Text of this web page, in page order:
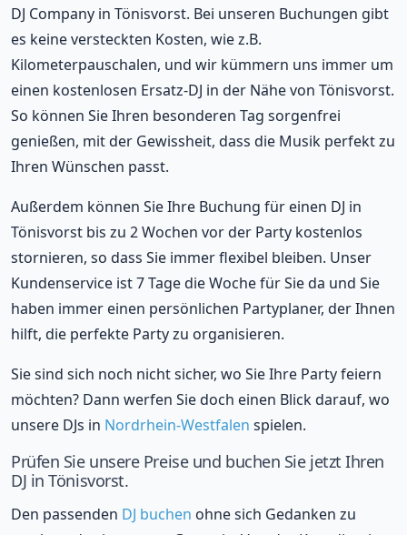
DJ Company in Tönisvorst. Bei unseren Buchungen gibt
es keine versteckten Kosten, wie z.B.
Kilometerpauschalen, und wir kümmern uns immer um
einen kostenlosen Ersatz-DJ in der Nähe von Tönisvorst.
So können Sie Ihren besonderen Tag sorgenfrei
genießen, mit der Gewissheit, dass die Musik perfekt zu
Ihren Wünschen passt.
Außerdem können Sie Ihre Buchung für einen DJ in
Tönisvorst bis zu 2 Wochen vor der Party kostenlos
stornieren, so dass Sie immer flexibel bleiben. Unser
Kundenservice ist 7 Tage die Woche für Sie da und Sie
haben immer einen persönlichen Partyplaner, der Ihnen
hilft, die perfekte Party zu organisieren.
Sie sind sich noch nicht sicher, wo Sie Ihre Party feiern
möchten? Dann werfen Sie doch einen Blick darauf, wo
unsere DJs in Nordrhein-Westfalen spielen.
Prüfen Sie unsere Preise und buchen Sie jetzt Ihren
DJ in Tönisvorst.
Den passenden DJ buchen ohne sich Gedanken zu